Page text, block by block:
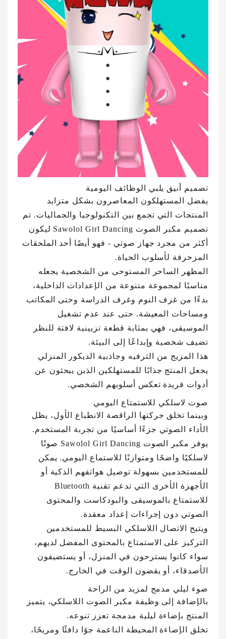
تصميم أنيق يلبي الوظائف اليومية
يفضل المستهلكون المعاصرون بشكل متزايد
المنتجات التي تجمع بين التكنولوجيا والجماليات. تم
تصميم مكبر الصوت Sawolol Girl Dancing ليكون
أكثر من مجرد جهاز صوتي - فهو أيضًا أحد الملحقات
المزخرفة لأسلوب الحياة.
المظهر الساحر المستوحى من الشخصية يجعله
مناسبًا لمجموعة متنوعة من الإعدادات الداخلية،
بدءًا من غرف النوم وغرف الدراسة وحتى المكاتب
ومساحات المعيشة. حتى عند عدم تشغيل
الموسيقى، فهي بمثابة قطعة تزيينية لافتة للنظر
تضيف شخصية وإبداعًا إلى البيئة.
هذا المزيج من الترفيه وجاذبية الديكور المنزلي
يجعل المنتج جذابًا للمستهلكين الذين يبحثون عن
أدوات فريدة تعكس أسلوبهم الشخصي.
صوت لاسلكي للاستمتاع اليومي
وبينما تخلق حركتها الراقصة الانطباع الأول، يظل
الأداء الصوتي جزءًا أساسيًا من تجربة المستخدم.
يوفر مكبر الصوت Sawolol Girl Dancing صوتًا
لاسلكيًا واضحًا ومتوازنًا للاستماع اليومي. يمكن
للمستخدمين بسهولة توصيل هواتفهم الذكية أو
الأجهزة الأخرى التي تدعم تقنية Bluetooth
للاستمتاع بالموسيقى والبودكاست والمحتوى
الصوتي دون إجراءات إعداد معقدة.
ويتيح الاتصال اللاسلكي البسيط للمستخدمين
التركيز على الاستمتاع بالمحتوى المفضل لديهم،
سواء كانوا يسترحون في المنزل، أو يستضيفون
الأصدقاء، أو يقضون الوقت في الخارج.
ضوء ليلي مدمج لمزيد من الراحة
بالإضافة إلى وظيفة مكبر الصوت اللاسلكي، يتميز
المنتج بإضاءة ليلية مدمجة تعزز تنوعه.
تخلق الإضاءة المحيطة الناعمة جوًا دافئًا ومريحًا،